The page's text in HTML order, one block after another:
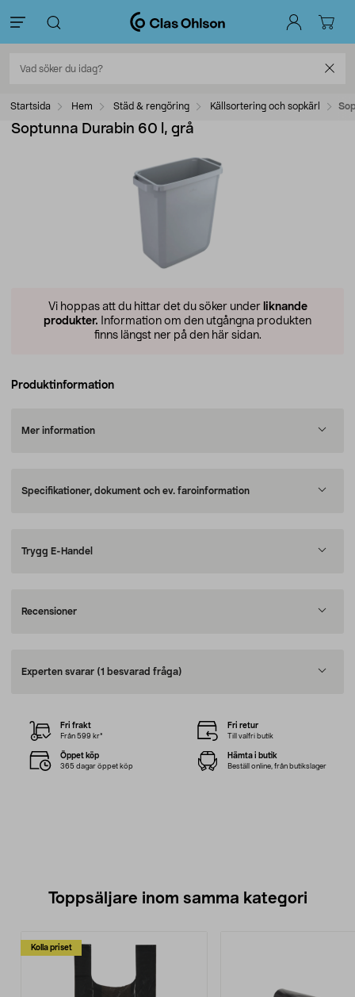
Startsida Hem Städ & rengöring Källsortering och sopkärl
Soptunna Durabin 60 l, grå
Vi hoppas att du hittar det du söker under liknande
produkter. Information om den utgångna produkten
finns längst ner på den här sidan.
Produktinformation
Mer information
Specifikationer, dokument och ev. faroinformation
Trygg E-Handel
Recensioner
Experten svarar (1 besvarad fråga)
Fri frakt
Från 599 kr*
Fri retur
Till valfri butik
Öppet köp
365 dagar öppet köp
Hämta i butik
Beställ online, från butikslager
Toppsäljare inom samma kategori
Kolla priset